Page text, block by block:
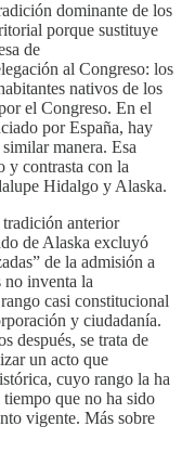
dominante de los
porque sustituye
de
al Congreso: los
nativos de los
el Congreso. En el
por España, hay
manera. Esa
y contrasta con la
Hidalgo y Alaska.
anterior
de Alaska excluyó
de la admisión a
no inventa la
casi constitucional
y ciudadanía.
después, se trata de
un acto que
cuyo rango la ha
que no ha sido
vigente. Más sobre